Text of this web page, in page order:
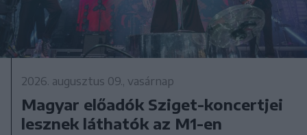
2026. augusztus 09., vasárnap
Magyar előadók Sziget-koncertjei
lesznek láthatók az M1-en